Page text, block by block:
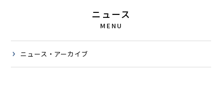
ニュース
MENU
ニュース・アーカイブ